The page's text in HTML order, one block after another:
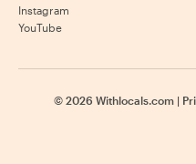
Instagram
YouTube
© 2026 Withlocals.com |